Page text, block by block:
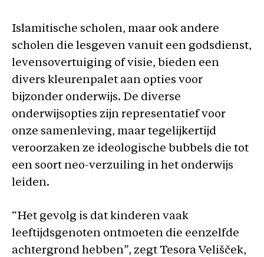
Islamitische scholen, maar ook andere
scholen die lesgeven vanuit een godsdienst,
levensovertuiging of visie, bieden een
divers kleurenpalet aan opties voor
bijzonder onderwijs. De diverse
onderwijsopties zijn representatief voor
onze samenleving, maar tegelijkertijd
veroorzaken ze ideologische bubbels die tot
een soort neo-verzuiling in het onderwijs
leiden.
“Het gevolg is dat kinderen vaak
leeftijdsgenoten ontmoeten die eenzelfde
achtergrond hebben”, zegt Tesora Velišček,